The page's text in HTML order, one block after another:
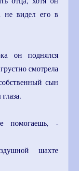
не видел его в
он поднялся
смотрела
сын
-
шахте